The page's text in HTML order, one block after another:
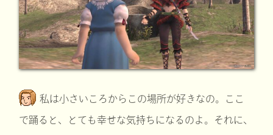
私は小さいころからこの場所が好きなの。ここ
で踊ると、とても幸せな気持ちになるのよ。それに、